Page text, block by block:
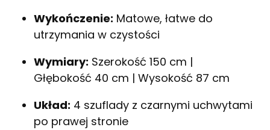
Wykończenie: Matowe, łatwe do
utrzymania w czystości
Wymiary: Szerokość 150 cm |
Głębokość 40 cm | Wysokość 87 cm
Układ: 4 szuflady z czarnymi uchwytami
po prawej stronie